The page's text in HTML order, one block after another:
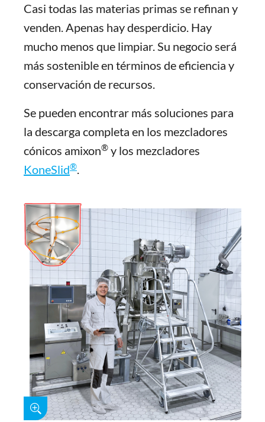
Casi todas las materias primas se refinan y
venden. Apenas hay desperdicio. Hay
mucho menos que limpiar. Su negocio será
más sostenible en términos de eficiencia y
conservación de recursos.
Se pueden encontrar más soluciones para
la descarga completa en los mezcladores
cónicos amixon® y los mezcladores
KoneSlid®.